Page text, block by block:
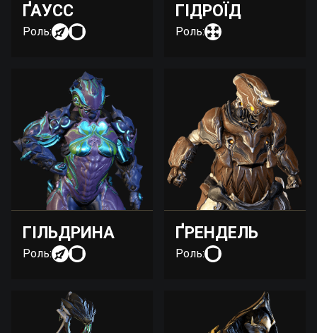
ҐАУСС
Роль:
ГІДРОЇД
Роль:
ГІЛЬДРИНА
Роль:
ҐРЕНДЕЛЬ
Роль: